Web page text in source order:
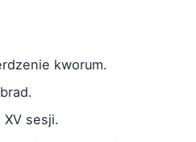
kworum.
XV sesji.